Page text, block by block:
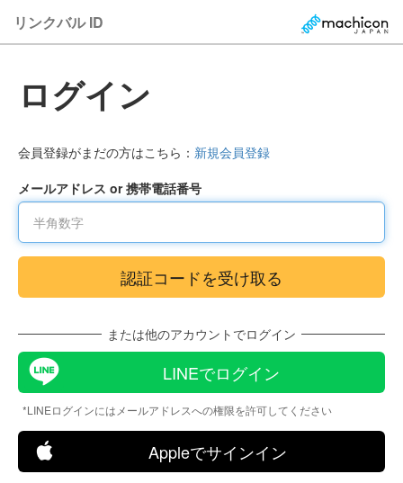
リンクバル ID
ログイン
会員登録がまだの方はこちら： 新規会員登録
メールアドレス or 携帯電話番号
または他のアカウントでログイン
LINEでログイン
*LINEログインにはメールアドレスへの権限を許可してください
Appleでサインイン